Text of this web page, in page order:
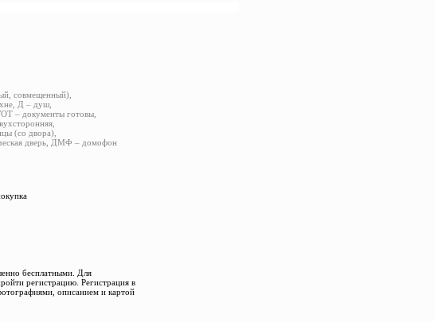
совмещенный),
Д – душ,
– документы готовы,
(со двора),
дверь, ДМФ – домофон
бесплатными. Для
регистрацию. Регистрация в
описанием и картой